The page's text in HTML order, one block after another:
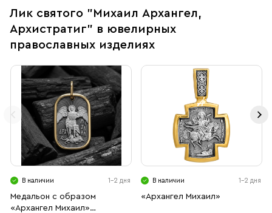
Лик святого "Михаил Архангел,
Архистратиг" в ювелирных
православных изделиях
В наличии 1-2 дня
Медальон с образом
«Архангел Михаил»
В наличии 1-2 дня
«Архангел Михаил»